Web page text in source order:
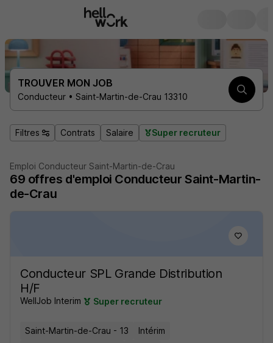
TROUVER MON JOB
Conducteur • Saint-Martin-de-Crau 13310
Filtres Contrats Salaire Super recruteur
Emploi Conducteur Saint-Martin-de-Crau
69 offres d'emploi Conducteur Saint-Martin-
de-Crau
Conducteur SPL Grande Distribution
H/F
WellJob Interim Super recruteur
Saint-Martin-de-Crau - 13
Intérim